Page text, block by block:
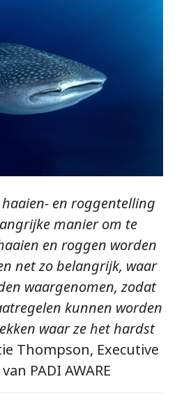
haaien- en roggentelling
manier om te
en roggen worden
net zo belangrijk, waar
waargenomen, zodat
kunnen worden
waar ze het hardst
Thompson, Executive
PADI AWARE